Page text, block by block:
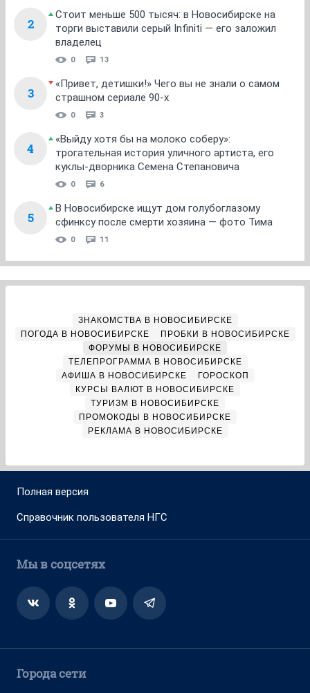
2
Стоит меньше 500 тысяч: в Новосибирске на
торги выставили серый Infiniti — его заложил
владелец
0 13
3
«Привет, детишки!» Чего вы не знали о самом
страшном сериале 90-х
0 3
4
«Выйду хотя бы на молоко соберу»:
трогательная история уличного артиста, его
куклы-дворника Семена Степановича
0 6
5
В Новосибирске ищут дом голубоглазому
сфинксу после смерти хозяина — фото Тима
0 11
ЗНАКОМСТВА В НОВОСИБИРСКЕ
ПОГОДА В НОВОСИБИРСКЕ
ПРОБКИ В НОВОСИБИРСКЕ
ФОРУМЫ В НОВОСИБИРСКЕ
ТЕЛЕПРОГРАММА В НОВОСИБИРСКЕ
АФИША В НОВОСИБИРСКЕ
ГОРОСКОП
КУРСЫ ВАЛЮТ В НОВОСИБИРСКЕ
ТУРИЗМ В НОВОСИБИРСКЕ
ПРОМОКОДЫ В НОВОСИБИРСКЕ
РЕКЛАМА В НОВОСИБИРСКЕ
Полная версия
Справочник пользователя НГС
Мы в соцсетях
Города сети